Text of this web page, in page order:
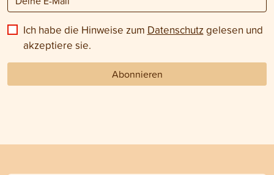
Ich habe die Hinweise zum Datenschutz gelesen und
akzeptiere sie.
Abonnieren